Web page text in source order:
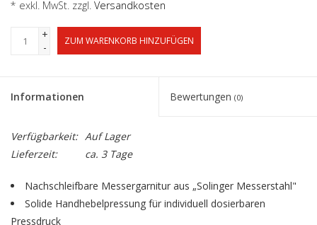
* exkl. MwSt. zzgl. Versandkosten
+
-
ZUM WARENKORB HINZUFÜGEN
Informationen Bewertungen (0)
Verfügbarkeit: Auf Lager
Lieferzeit:
ca. 3 Tage
Nachschleifbare Messergarnitur aus „Solinger Messerstahl"
Solide Handhebelpressung für individuell dosierbaren
Pressdruck